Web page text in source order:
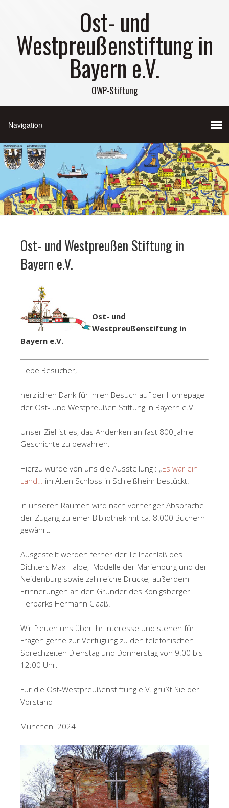
Ost- und
Westpreußenstiftung in
Bayern e.V.
OWP-Stiftung
Ost- und Westpreußen Stiftung in
Bayern e.V.
Ost- und
Westpreußenstiftung in
Bayern e.V.
Liebe Besucher,
herzlichen Dank für Ihren Besuch auf der Homepage
der Ost- und Westpreußen Stiftung in Bayern e.V.
Unser Ziel ist es, das Andenken an fast 800 Jahre
Geschichte zu bewahren.
Hierzu wurde von uns die Ausstellung : „Es war ein
Land…
im Alten Schloss in Schleißheim bestückt.
In unseren Räumen wird nach vorheriger Absprache
der Zugang zu einer Bibliothek mit ca. 8.000 Büchern
gewährt.
Ausgestellt werden ferner der Teilnachlaß des
Dichters Max Halbe, Modelle der Marienburg und der
Neidenburg sowie zahlreiche Drucke; außerdem
Erinnerungen an den Gründer des Königsberger
Tierparks Hermann Claaß.
Wir freuen uns über Ihr Interesse und stehen für
Fragen gerne zur Verfügung zu den telefonischen
Sprechzeiten Dienstag und Donnerstag von 9:00 bis
12:00 Uhr.
Für die Ost-Westpreußenstiftung e.V. grüßt Sie der
Vorstand
München 2024